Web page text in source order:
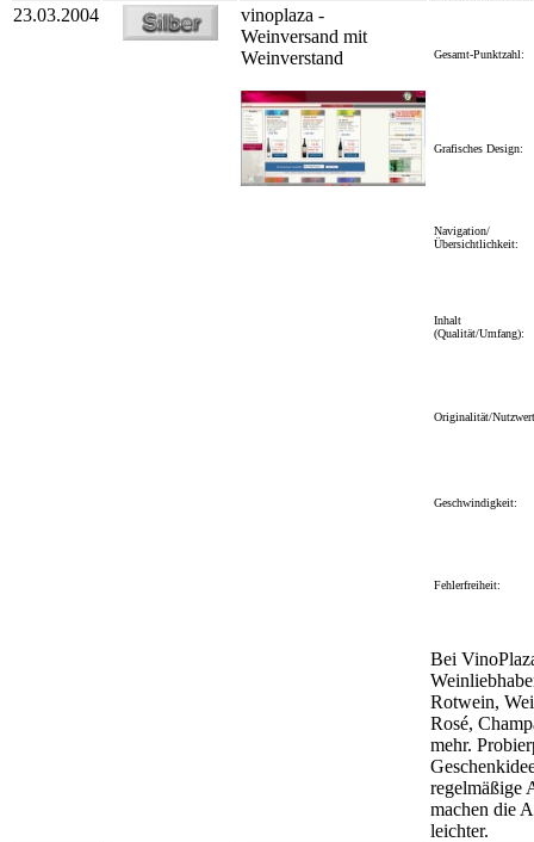
23.03.2004
vinoplaza -
Weinversand mit
Weinverstand
Gesamt-Punktzahl:
Grafisches Design:
Navigation/
Übersichtlichkeit:
Inhalt
(Qualität/Umfang):
Originalität/
Geschwindigkeit:
Fehlerfreiheit:
Bei
Rotwein,
Rosé,
mehr.
regelmäßige
machen die
leichter.